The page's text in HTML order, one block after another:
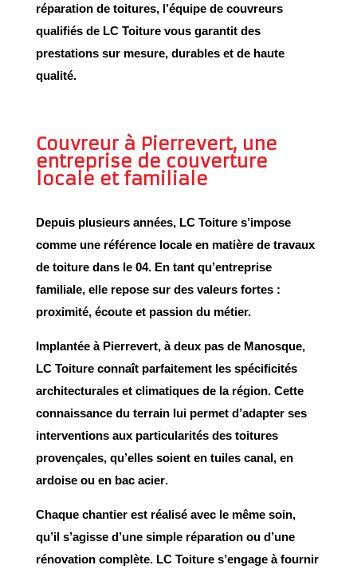
réparationde toitures, l’équipe de couvreurs
qualifiés de LC Toiture vous garantit des
prestations sur mesure, durables et de haute
qualité.
Couvreur à Pierrevert, une
entreprise de couverture
locale et familiale
Depuis plusieurs années, LC Toitures’impose
comme une référence localeen matière de travaux
de toiture dans le 04. En tant qu’entreprise
familiale, elle repose sur des valeurs fortes:
proximité, écoute et passion du métier.
Implantée à Pierrevert, à deux pas de Manosque,
LC Toiture connaît parfaitement les spécificités
architecturales et climatiques de la région. Cette
connaissance du terrain lui permet d’adapter ses
interventions aux particularités des toitures
provençales, qu’elles soient en tuiles canal, en
ardoiseou en bac acier.
Chaque chantier est réalisé avec le même soin,
qu’il s’agisse d’une simple réparationou d’une
rénovation complète. LC Toiture s’engage à fournir